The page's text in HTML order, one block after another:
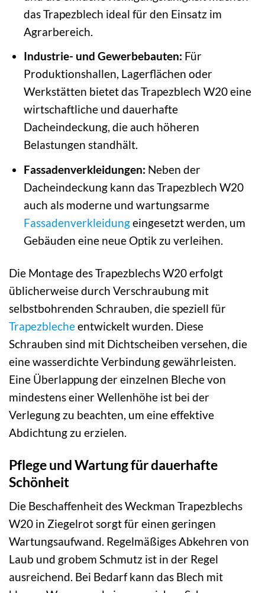
das Trapezblech ideal für den Einsatz im
Agrarbereich.
Industrie- und Gewerbebauten: Für
Produktionshallen, Lagerflächen oder
Werkstätten bietet das Trapezblech W20 eine
wirtschaftliche und dauerhafte
Dacheindeckung, die auch höheren
Belastungen standhält.
Fassadenverkleidungen: Neben der
Dacheindeckung kann das Trapezblech W20
auch als moderne und wartungsarme
Fassadenverkleidungeingesetzt werden, um
Gebäuden eine neue Optik zu verleihen.
Die Montage des Trapezblechs W20 erfolgt
üblicherweise durch Verschraubung mit
selbstbohrenden Schrauben, die speziell für
Trapezblecheentwickelt wurden. Diese
Schrauben sind mit Dichtscheiben versehen, die
eine wasserdichte Verbindung gewährleisten.
Eine Überlappung der einzelnen Bleche von
mindestens einer Wellenhöhe ist bei der
Verlegung zu beachten, um eine effektive
Abdichtung zu erzielen.
Pflege und Wartung für dauerhafte
Schönheit
Die Beschaffenheit des Weckman Trapezblechs
W20 in Ziegelrot sorgt für einen geringen
Wartungsaufwand. Regelmäßiges Abkehren von
Laub und grobem Schmutz ist in der Regel
ausreichend. Bei Bedarf kann das Blech mit